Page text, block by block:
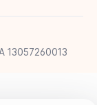
13057260013